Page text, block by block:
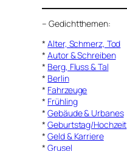
–Gedichtthemen:
*Alter, Schmerz, Tod
*Autor & Schreiben
* Berg, Fluss & Tal
* Berlin
* Fahrzeuge
* Frühling
*Gebäude & Urbanes
*Geburtstag/Hochzeit
*Geld & Karriere
*Grusel